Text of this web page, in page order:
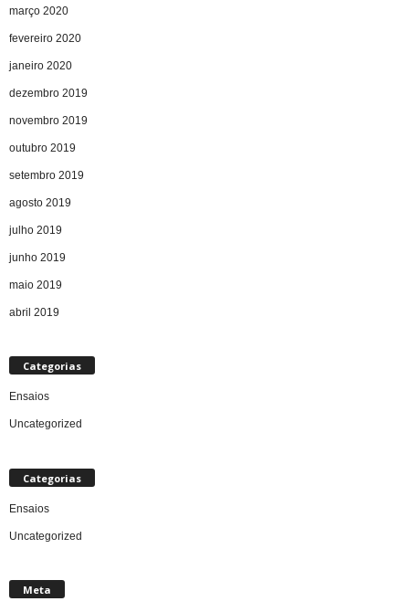
março 2020
fevereiro 2020
janeiro 2020
dezembro 2019
novembro 2019
outubro 2019
setembro 2019
agosto 2019
julho 2019
junho 2019
maio 2019
abril 2019
Categorias
Ensaios
Uncategorized
Categorias
Ensaios
Uncategorized
Meta